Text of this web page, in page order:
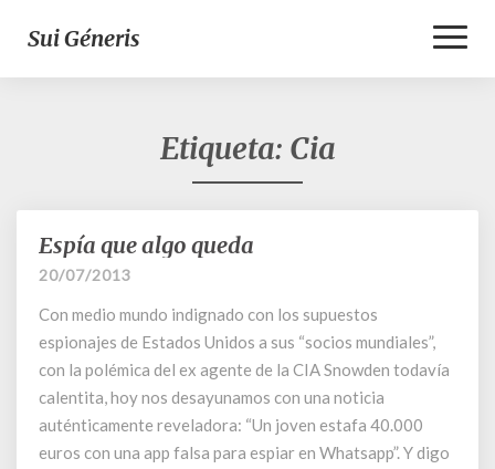
Sui Géneris
Etiqueta: Cia
Espía
que
queda
Espía que algo queda
20/07/2013
Con medio mundo indignado con los supuestos
espionajes de Estados Unidos a sus “socios mundiales”,
con la polémica del ex agente de la CIA Snowden todavía
calentita, hoy nos desayunamos con una noticia
auténticamente reveladora: “Un joven estafa 40.000
euros con una app falsa para espiar en Whatsapp”. Y digo